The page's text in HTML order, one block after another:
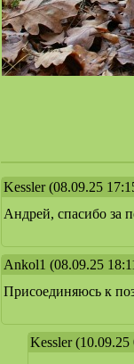
Kessler(08.09.25
Андрей, спасибо за
Ankol1 (08.09.25
Присоединяюсь к
Kessler(10.09.25